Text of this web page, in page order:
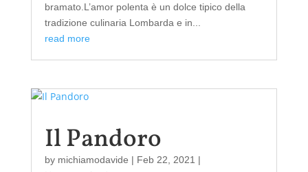
bramato.L’amor polenta è un dolce tipico della
tradizione culinaria Lombarda e in...
read more
Il Pandoro
by michiamodavide | Feb 22, 2021 |